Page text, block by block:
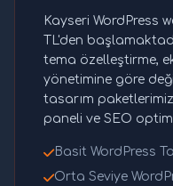
Kayseri WordPress
TL'den
tema özelleştirme,
yönetimine göre
tasarım
paneli ve SEO
Basit WordPress
Orta Seviye